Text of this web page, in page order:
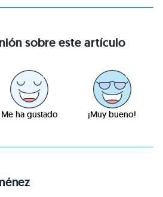
sobre este artículo
Me ha gustado ¡Muy bueno!